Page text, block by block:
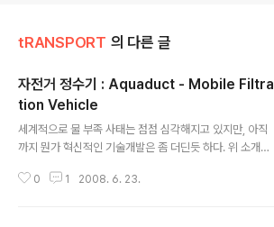
tRANSPORT 의 다른 글
자전거 정수기 : Aquaduct - Mobile Filtra
tion Vehicle
세계적으로 물 부족 사태는 점점 심각해지고 있지만, 아직
까지 뭔가 혁신적인 기술개발은 좀 더딘듯 하다. 위 소개된
아덕트"인데, 더러운 물을 자전거에 싣고 페달을 밟아 집까
0 1 2008. 6. 23.